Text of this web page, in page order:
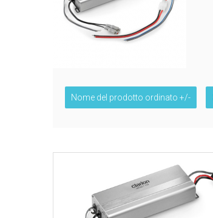
Nome del prodotto ordinato +/-